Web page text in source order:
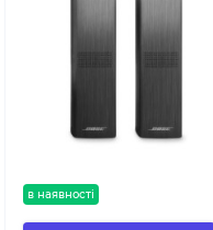
в наявності